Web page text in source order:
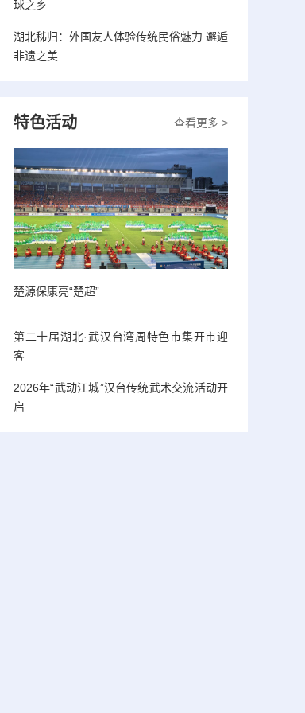
球之乡
湖北秭归：外国友人体验传统民俗魅力 邂逅
非遗之美
查看更多 >
特色活动
楚源保康亮“楚超”
第二十届湖北·武汉台湾周特色市集开市迎
客
2026年“武动江城”汉台传统武术交流活动开
启